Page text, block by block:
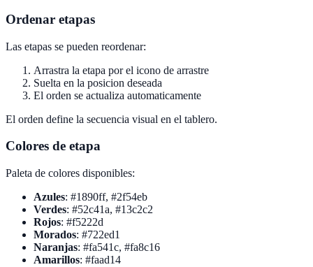
Ordenar etapas
Las etapas se pueden reordenar:
Arrastra la etapa por el icono de arrastre
Suelta en la posicion deseada
El orden se actualiza automaticamente
El orden define la secuencia visual en el tablero.
Colores de etapa
Paleta de colores disponibles:
Azules: #1890ff, #2f54eb
Verdes: #52c41a, #13c2c2
Rojos: #f5222d
Morados: #722ed1
Naranjas: #fa541c, #fa8c16
Amarillos: #faad14